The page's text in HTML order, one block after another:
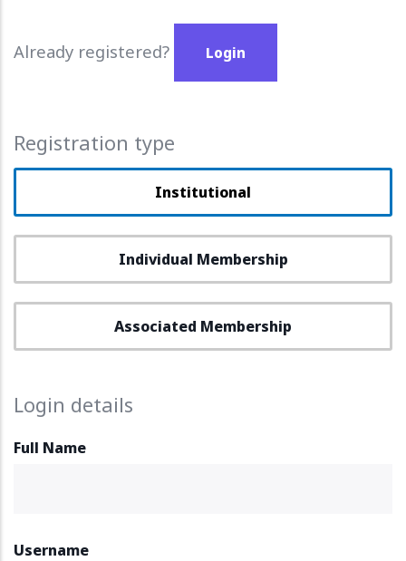
Already registered? Login
Registration type
Institutional
Individual Membership
Associated Membership
Login details
Full Name
Username